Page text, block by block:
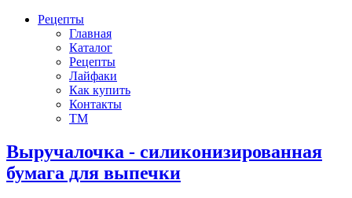
Рецепты
Главная
Каталог
Рецепты
Лайфаки
Как купить
Контакты
ТМ
Выручалочка - силиконизированная
бумага для выпечки